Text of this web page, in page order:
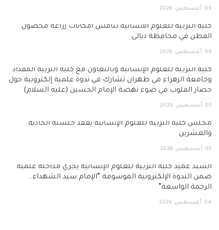
09 أغسطس 2026
كلية التربية للعلوم الانسانية تناقش امكانات زراعة محصول
القطن في محافظة ديالى
09 أغسطس 2026
كلية التربية للعلوم الإنسانية وبالتعاون مع كلية التربية المقداد
وجامعة الزهراء في طهران تشارك في ندوة علمية إلكترونية حول
حصار القلوب في ضوء نهضة الإمام الحسين (عليه السلام)
05 أغسطس 2026
مجلس كلية التربية للعلوم الإنسانية يعقد جلسته الحادية
والعشرين
05 أغسطس 2026
السيد عميد كلية التربية للعلوم الإنسانية يجري مداخلة علمية
ضمن الندوة الإلكترونية الموسومة “الإمام سيد الشهداء…
الرحمة الواسعة”
04 أغسطس 2026